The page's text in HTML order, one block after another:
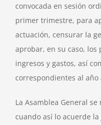
convocada en sesión
primer trimestre, para
actuación, censurar la
aprobar, en su caso, los
ingresos y gastos, así
correspondientes al año
La Asamblea General
cuando así lo acuerde